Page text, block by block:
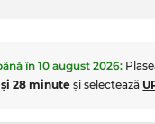
în10 august 2026:
şi 28 minuteşi selectează